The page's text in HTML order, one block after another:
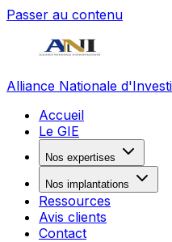
Passer au contenu
Alliance Nationale
Accueil
Le GIE
Nos expertises
Nos implantations
Ressources
Avis clients
Contact